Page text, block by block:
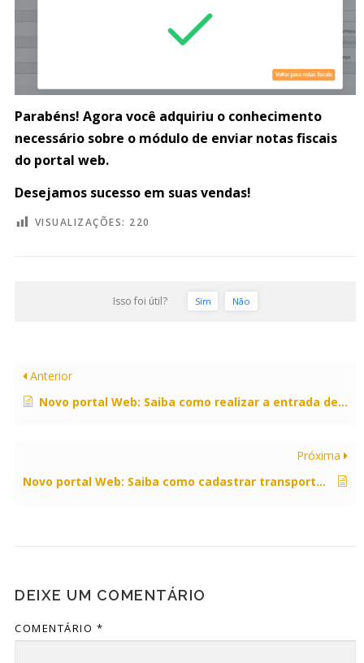
Parabéns! Agora você adquiriu o conhecimento
necessário sobre o módulo de enviar notas fiscais
do portal web.
Desejamos sucesso em suas vendas!
VISUALIZAÇÕES: 220
Isso foi útil? Sim Não
Anterior
Novo portal Web: Saiba como realizar a entrada de nota fiscal de transferência.
Próxima
Novo portal Web: Saiba como cadastrar transporte/volume em uma nota fiscal.
DEIXE UM COMENTÁRIO
COMENTÁRIO *